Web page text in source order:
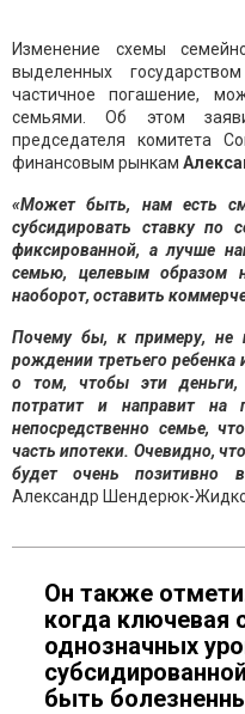
Изменение схемы
выделенных
частичное погашение,
семьями. Об этом
председателя комитета
финансовым рынкам
«Может быть, нам есть
субсидировать ставку по
фиксированной, а лучше
семью, целевым образом
наоборот, оставить
Почему бы, к примеру, не
рождении третьего ребенка
о том, чтобы эти деньги,
потратит и направит на
непосредственно семье,
часть ипотеки. Очевидно,
будет очень позитивно
Александр Шендерюк-
Он также
когда ключевая
однозначных
быть